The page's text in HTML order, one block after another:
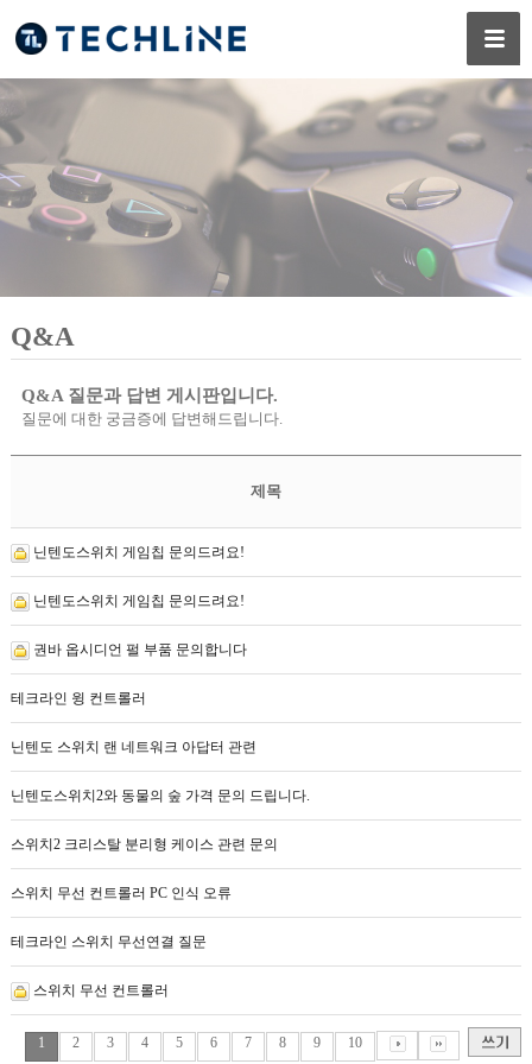
Q&A
Q&A 질문과 답변 게시판입니다.
질문에 대한 궁금증에 답변해드립니다.
제목
닌텐도스위치 게임칩 문의드려요!
닌텐도스위치 게임칩 문의드려요!
권바 옵시디언 펄 부품 문의합니다
테크라인 윙 컨트롤러
닌텐도 스위치 랜 네트워크 아답터 관련
닌텐도스위치2와 동물의 숲 가격 문의 드립니다.
스위치2 크리스탈 분리형 케이스 관련 문의
스위치 무선 컨트롤러 PC 인식 오류
테크라인 스위치 무선연결 질문
스위치 무선 컨트롤러
1 2 3 4 5 6 7 8 9 10